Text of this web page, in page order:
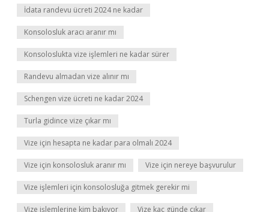
İdata randevu ücreti 2024 ne kadar
Konsolosluk aracı aranır mı
Konsoloslukta vize işlemleri ne kadar sürer
Randevu almadan vize alınır mı
Schengen vize ücreti ne kadar 2024
Turla gidince vize çıkar mı
Vize için hesapta ne kadar para olmalı 2024
Vize için konsolosluk aranır mı Vize için nereye başvurulur
Vize işlemleri için konsolosluğa gitmek gerekir mi
Vize işlemlerine kim bakıyor Vize kaç günde çıkar